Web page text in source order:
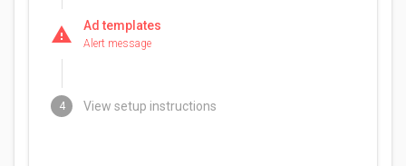
warning Ad templates
Alert message
4 View setup instructions